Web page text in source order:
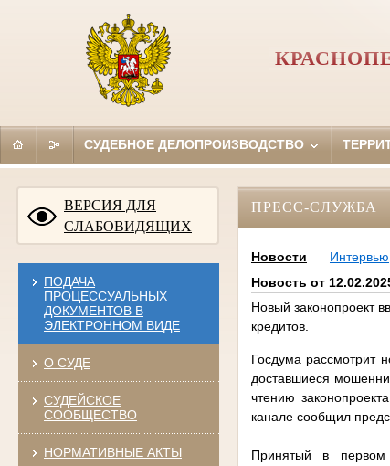
СУДЕБНОЕ ДЕЛОПРОИЗВОДСТВО
ВЕРСИЯ ДЛЯ
СЛАБОВИДЯЩИХ
ПОДАЧА
ПРОЦЕССУАЛЬНЫХ
ДОКУМЕНТОВ В
ЭЛЕКТРОННОМ ВИДЕ
О СУДЕ
СУДЕЙСКОЕ
СООБЩЕСТВО
НОРМАТИВНЫЕ АКТЫ
ПРЕСС-СЛУЖБА
Новости
Новость от
Новый законопроект
кредитов.
Госдума рассмотрит
доставшиеся
чтению
канале сообщил
Принятый в первом